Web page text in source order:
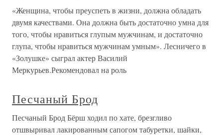
«Женщина, чтобы преуспеть в жизни, должна обладать
двумя качествами. Она должна быть достаточно умна для
того, чтобы нравиться глупым мужчинам, и достаточно
глупа, чтобы нравиться мужчинам умным». Лесничего в
«Золушке» сыграл актер Василий
Меркурьев.Рекомендовал на роль
Песчаный Брод
Песчаный Брод Бёрш ходил по хате, брезгливо
отшвыривал лакированным сапогом табуретки, шайки,